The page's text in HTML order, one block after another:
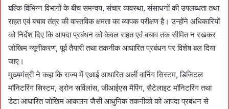
बल्कि विभिन्न विभागों के बीच समन्वय, संचार व्यवस्था, संसाधनों की उपलब्धता तथा
राहत एवं बचाव तंत्र की वास्तविक क्षमता का व्यापक परीक्षण है। उन्होंने अधिकारियों
को निर्देश दिए कि आपदा प्रबंधन को केवल राहत एवं बचाव तक सीमित न रखकर
जोखिम न्यूनीकरण, पूर्व तैयारी तथा तकनीक आधारित प्रबंधन पर विशेष बल दिया
जाए।
मुख्यमंत्री ने कहा कि राज्य में एआई आधारित अर्ली वार्निंग सिस्टम, डिजिटल
मॉनिटरिंग सिस्टम, ड्रोन सर्विलांस, जीआईएस मैपिंग, सैटेलाइट मॉनिटरिंग तथा
डेटा आधारित जोखिम आकलन जैसी आधुनिक तकनीकों को आपदा प्रबंधन से